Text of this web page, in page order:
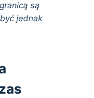
są
jednak